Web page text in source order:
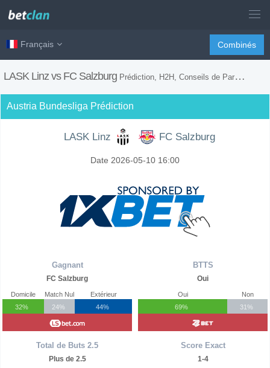
Français Combinés
LASK Linz vs FC Salzburg Prédiction, H2H, Conseils de Paris et Prévision du Match
Austria Bundesliga Prédiction
LASK Linz FC Salzburg
Date 2026-05-10 16:00
Gagnant
FC Salzburg
Domicile
32%
Match Nul
24%
Extérieur
44%
Total de Buts 2.5
Plus de 2.5
BTTS
Oui
Oui
69%
Non
31%
Score Exact
1-4